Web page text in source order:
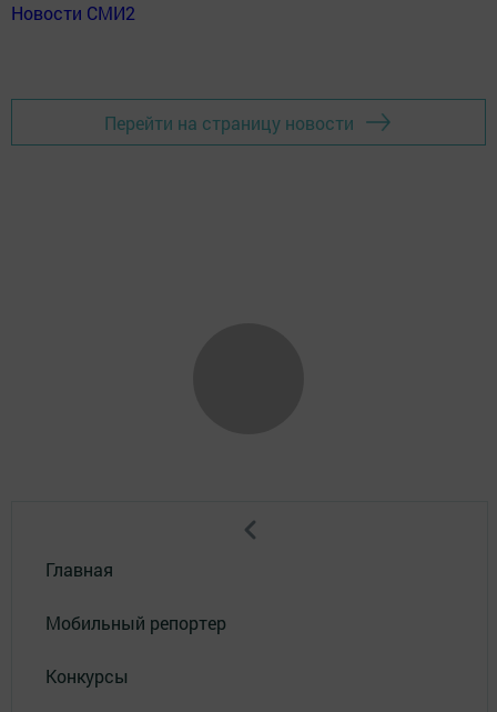
Новости СМИ2
Перейти на страницу новости
Главная
Мобильный репортер
Конкурсы